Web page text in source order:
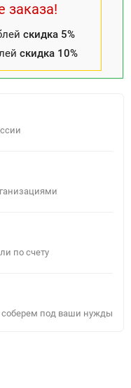
заказа!
скидка 5%
скидка 10%
по счету
соберем под ваши нужды